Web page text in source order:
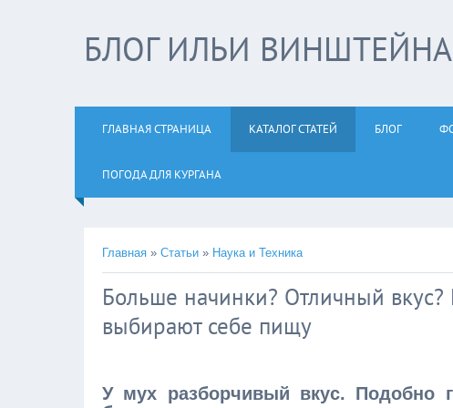
БЛОГ ИЛЬИ ВИНШТЕЙНА
ГЛАВНАЯ СТРАНИЦА КАТАЛОГ СТАТЕЙ БЛОГ
ПОГОДА ДЛЯ КУРГАНА
Главная » Статьи » Наука и Техника
Больше начинки? Отличный
выбирают себе пищу
У мух разборчивый вкус. Подобно